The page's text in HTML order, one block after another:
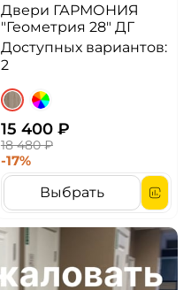
Двери ГАРМОНИЯ
"Геометрия 28" ДГ
Доступных вариантов:
2
15 400 ₽
18 480 ₽
-17%
Выбрать